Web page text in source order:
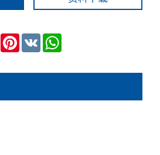
LinkedInPinterest
VK